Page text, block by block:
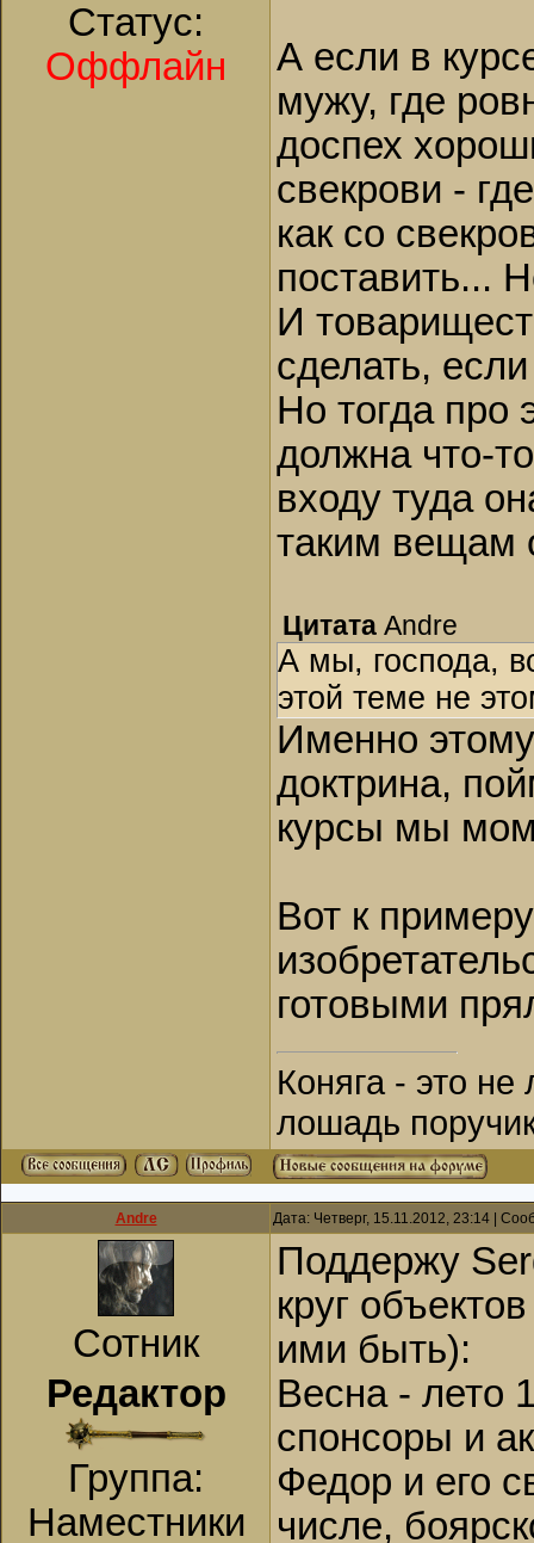
Статус:
Оффлайн
А если в
мужу, где
доспех
свекрови -
как со
поставить...
И
сделать,
Но тогда про
должна что-
входу туда
таким вещам
Цитата Andre
А мы, господа,
этой теме не
Именно
доктрина,
курсы мы
Вот к
готовыми
Коняга - это
лошадь
Andre Дата: Четверг, 15.11.2012, 23:14 |
Сотник
Редактор
Группа:
Наместники
Поддержу
круг
ими быть):
Весна - лето
спонсоры и
Федор и его
числе,